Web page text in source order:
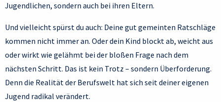
Jugendlichen, sondern auch bei ihren Eltern.
Und vielleicht spürst du auch: Deine gut gemeinten Ratschläge
kommen nicht immer an. Oder dein Kind blockt ab, weicht aus
oder wirkt wie gelähmt bei der bloßen Frage nach dem
nächsten Schritt. Das ist kein Trotz – sondern Überforderung.
Denn die Realität der Berufswelt hat sich seit deiner eigenen
Jugend radikal verändert.